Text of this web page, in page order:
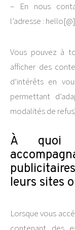
– En nous
l’adresse :
Vous pouvez à
afficher des
d’intérêts en
permettant
modalités de
À quoi
leurs sites
Lorsque vous